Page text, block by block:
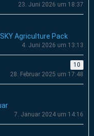
23. Juni 2026 um 18:37
Agriculture Pack
4. Juni 2026 um 13:13
10
28. Februar 2025 um 17:48
7. Januar 2024 um 14:16